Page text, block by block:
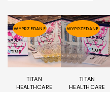
WYPRZEDANE
TITAN
HEALTHCARE
WYPRZEDANE
TITAN
HEALTHCARE